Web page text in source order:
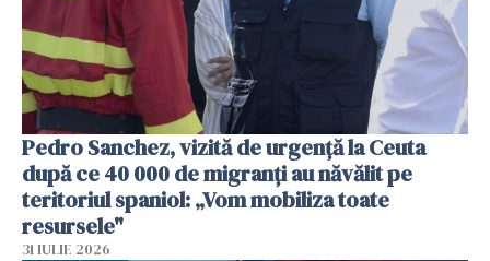
Pedro Sanchez, vizită de urgență la Ceuta
după ce 40 000 de migranți au năvălit pe
teritoriul spaniol: „Vom mobiliza toate
resursele"
31 IULIE 2026